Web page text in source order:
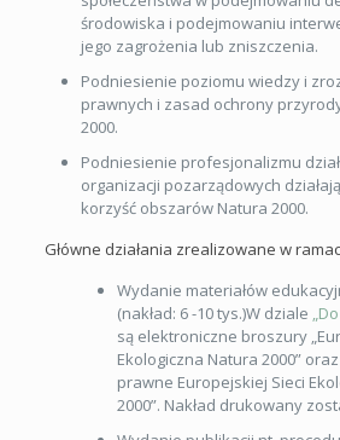
środowiska i podejmowaniu
jego zagrożenia lub zniszczenia.
Podniesienie poziomu wiedzy i
prawnych i zasad ochrony
2000.
Podniesienie profesjonalizmu
organizacji pozarządowych
korzyść obszarów Natura 2000.
Główne działania zrealizowane w
Wydanie materiałów
(nakład: 6 -10 tys.)W dziale
są elektroniczne broszury
Ekologiczna Natura 2000”
prawne Europejskiej Sieci
2000”. Nakład drukowany